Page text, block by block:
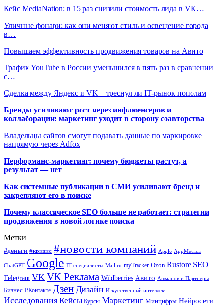
Кейс MediaNation: в 15 раз снизили стоимость лида в VK…
Уличные фонари: как они меняют стиль и освещение города
в…
Повышаем эффективность продвижения товаров на Авито
Трафик YouTube в России уменьшился в пять раз в сравнении
с…
Сделка между Яндекс и VK – треснул ли IT-рынок пополам
Бренды усиливают рост через инфлюенсеров и
коллаборации: маркетинг уходит в сторону соавторства
Владельцы сайтов смогут подавать данные по маркировке
напрямую через Adfox
Перформанс-маркетинг: почему бюджеты растут, а
результат — нет
Как системные публикации в СМИ усиливают бренд и
закрепляют его в поиске
Почему классическое SEO больше не работает: стратегии
продвижения в новой логике поиска
Метки
#деньги #кризис #новости компаний Apple AppMetrica
ChatGPT Google IT-специалисты Mail.ru myTracker Ozon Rustore SEO
Telegram VK VK Реклама Wildberries Авито Ашманов и Партнеры
Бизнес ВКонтакте Дзен Дизайн Искусственный интеллект
Исследования Кейсы Курсы Маркетинг Минцифры Нейросети